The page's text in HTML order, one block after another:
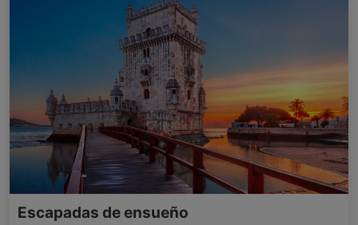
Escapadas de ensueño